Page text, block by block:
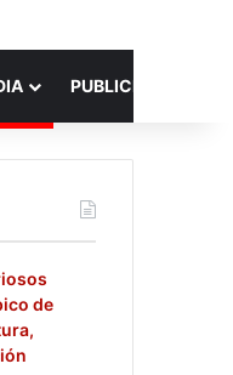
PUBLICIDAD
de